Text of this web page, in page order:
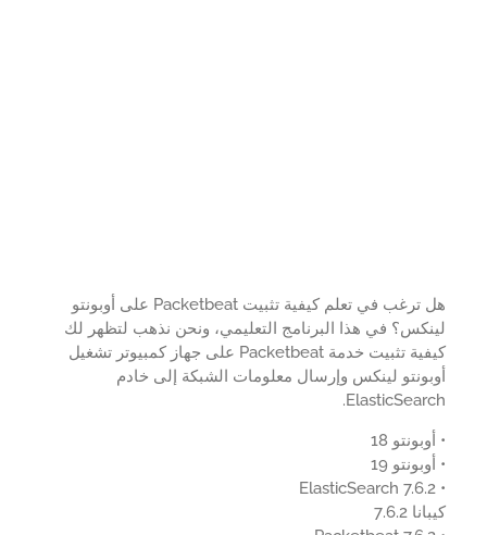
هل ترغب في تعلم كيفية تثبيت Packetbeat على أوبونتو
في هذا البرنامج التعليمي، ونحن نذهب لتظهر لك
كيفية تثبيت خدمة Packetbeat على جهاز كمبيوتر تشغيل
لينكس وإرسال معلومات الشبكة إلى خادم